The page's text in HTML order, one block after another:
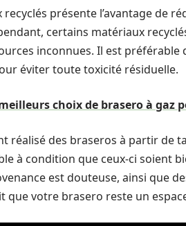
présente l’avantage de
certains matériaux
inconnues. Il est préférable
éviter toute toxicité résiduelle.
choix de brasero à gaz
réalisé des braseros à partir de
à condition que ceux-ci soient
est douteuse, ainsi que
que votre brasero reste un